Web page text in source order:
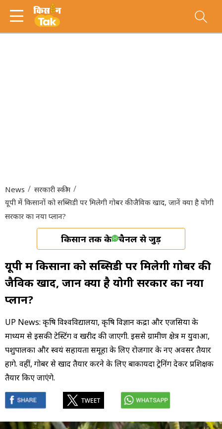
News
सरकारी स्कीम
यूपी में किसानों को सब्सिडी पर मिलेगी गोबर की जैविक खाद, जानें क्या है योगी
सरकार का नया प्लान?
किसान तक के चैनल से जुड़ें
यूपी में किसानों को सब्सिडी पर मिलेगी गोबर की
जैविक खाद, जानें क्या है योगी सरकार का नया
प्लान?
UP News: कृषि विश्वविद्यालयों, कृषि विज्ञान केंद्रों और एजेंसियों के
माध्यम से इसकी टेस्टिंग व खरीद की जाएगी. इससे ग्रामीण क्षेत्र में युवाओं,
पशुपालकों और स्वयं सहायता समूहों के लिए रोजगार के नए अवसर तैयार
होंगे. वहीं, गोबर से खाद तैयार करने के लिए बाकायदा ट्रेनिंग देकर प्रशिक्षक
तैयार किए जाएंगे.